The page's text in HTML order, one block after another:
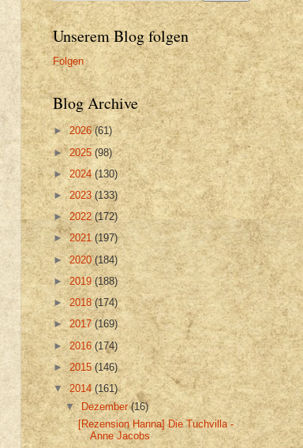
Unserem Blog folgen
Folgen
Blog Archive
►2026(61)
►2025(98)
►2024(130)
►2023(133)
►2022 (172)
►2021 (197)
►2020(184)
►2019(188)
►2018(174)
►2017(169)
►2016(174)
►2015(146)
▼2014 (161)
▼Dezember(16)
[Rezension Hanna] Die Tuchvilla -
Anne Jacobs